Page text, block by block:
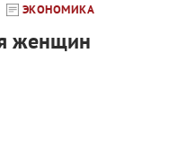
ЭКОНОМИКА
женщин